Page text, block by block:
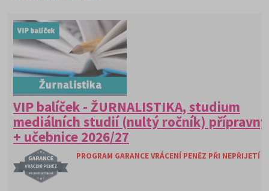
VIP balíček - ŽURNALISTIKA, studium
mediálních studií (nultý ročník)
+ učebnice 2026/27
PROGRAM GARANCE VRÁCENÍ PENĚZ PŘI NEPŘIJETÍ